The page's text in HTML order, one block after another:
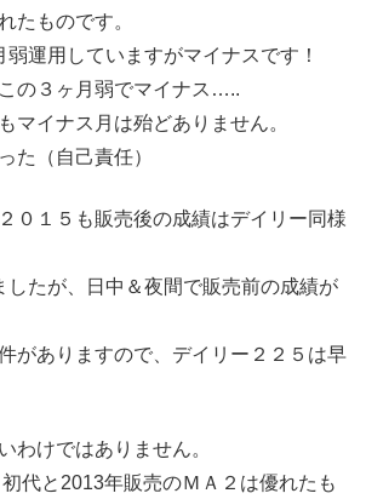
たものです。
弱運用していますがマイナスです！
の３ヶ月弱でマイナス…..
マイナス月は殆どありません。
た（自己責任）
０１５も販売後の成績はデイリー同様
したが、日中＆夜間で販売前の成績が
がありますので、デイリー２２５は早
わけではありません。
代と2013年販売のＭＡ２は優れたも